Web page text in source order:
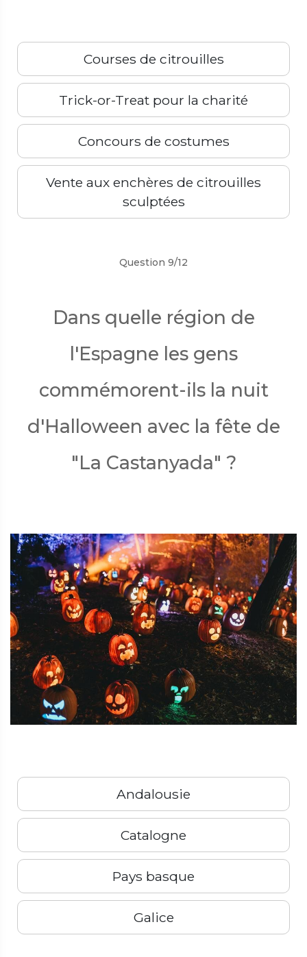
Courses de citrouilles
Trick-or-Treat pour la charité
Concours de costumes
Vente aux enchères de citrouilles
sculptées
Précédent Suivant
Question 9/12
Dans quelle région de
l'Espagne les gens
commémorent-ils la nuit
d'Halloween avec la fête de
"La Castanyada" ?
Andalousie
Catalogne
Pays basque
Galice
Précédent Suivant